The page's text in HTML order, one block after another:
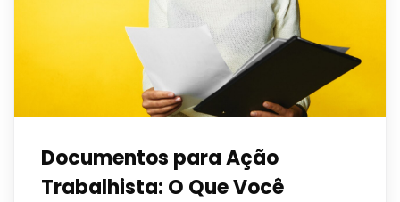
Documentos para Ação
Trabalhista: O Que Você